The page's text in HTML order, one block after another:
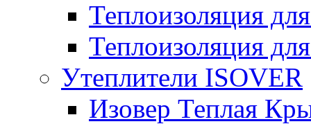
Теплоизоляция
Теплоизоляция
Утеплители ISOVER
Изовер Теплая